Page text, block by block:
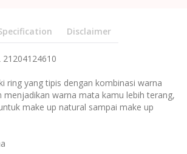
Disclaimer
21204124610
ring yang tipis dengan kombinasi warna
menjadikan warna mata kamu lebih terang,
make up natural sampai make up